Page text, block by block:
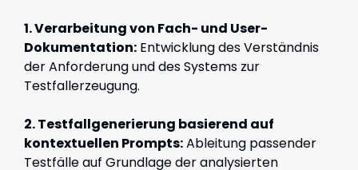
1. Verarbeitung von Fach- und User-
Dokumentation: Entwicklung des Verständnis
der Anforderung und des Systems zur
Testfallerzeugung.
2. Testfallgenerierung basierend auf
kontextuellen Prompts:Ableitung passender
Testfälle auf Grundlage der analysierten